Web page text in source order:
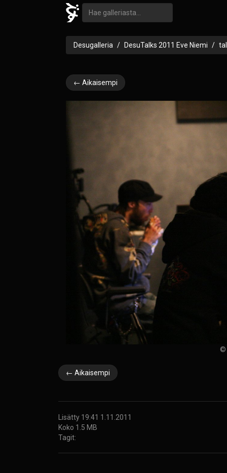
Desugalleria DesuTalks 2011 Eve Niemi
← Aikaisempi
©
← Aikaisempi
Lisätty 19:41 1.11.2011
Koko 1.5 MB
Tagit: